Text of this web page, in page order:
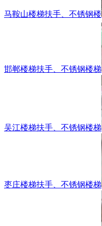
马鞍山楼梯扶手、不锈钢楼
邯郸楼梯扶手、不锈钢楼梯
吴江楼梯扶手、不锈钢楼梯
枣庄楼梯扶手、不锈钢楼梯